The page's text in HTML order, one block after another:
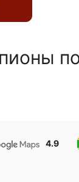
4.9